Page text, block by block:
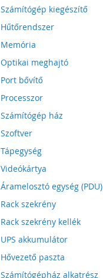
Számítógép kiegészítő
Hűtőrendszer
Memória
Optikai meghajtó
Port bővítő
Processzor
Számítógép ház
Szoftver
Tápegység
Videókártya
Áramelosztó egység (PDU)
Rack szekrény
Rack szekrény kellék
UPS akkumulátor
Hővezető paszta
Számítógépház alkatrész